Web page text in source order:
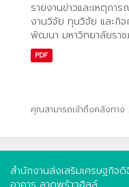
รายงานข่าวและเหตุก
งานวิจัย ทุนวิจัย และกิ
พัฒนา มหาวิทยาลัยรา
PDF
คุณสามารถเข้าถึงคลังทาง
สำนักงานส่งเสริมเศรษฐกิจ